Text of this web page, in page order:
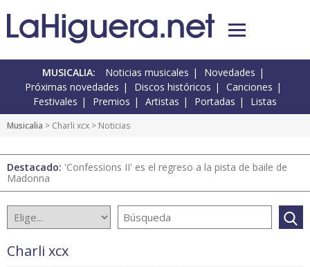
MUSICALIA: Noticias musicales
Novedades
Próximas novedades
Discos históricos
Canciones
Festivales
Premios Artistas Portadas Listas
Musicalia > Charli xcx > Noticias
Destacado: 'Confessions II' es el regreso a la pista de baile de
Madonna
Charli xcx